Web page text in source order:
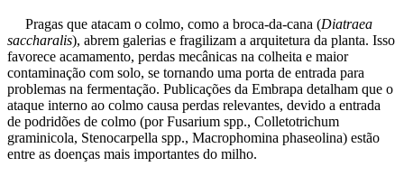
Pragas que atacam o colmo, como a broca-da-cana (Diatraea
saccharalis), abrem galerias e fragilizam a arquitetura da planta. Isso
favorece acamamento, perdas mecânicas na colheita e maior
contaminação com solo, se tornando uma porta de entrada para
problemas na fermentação. Publicações da Embrapa detalham que o
ataque interno ao colmo causa perdas relevantes, devido a entrada
de podridões de colmo (por Fusarium spp., Colletotrichum
graminicola, Stenocarpella spp., Macrophomina phaseolina) estão
entre as doenças mais importantes do milho.